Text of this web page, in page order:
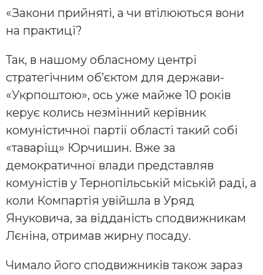
«Закони прийняті, а чи втілюються вони
на практиці?
Так, в нашому обласному центрі
стратегічним об’єктом для держави-
«Укрпоштою», ось уже майже 10 років
керує колись незмінний керівник
комуністичної партії області такий собі
«таваріщ» Юрчишин. Вже за
демократичної влади представляв
комуністів у Тернопільській міській раді, а
коли Компартія увійшла в Уряд
Януковича, за відданість сподвижникам
Лєніна, отримав жирну посаду.
Чимало його сподвижників також зараз